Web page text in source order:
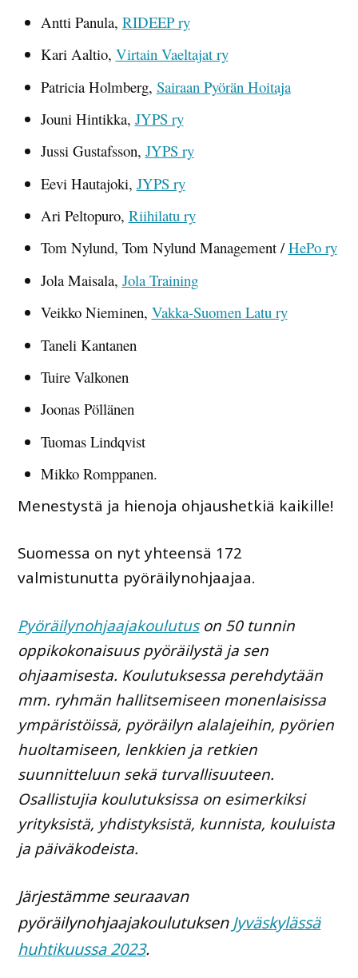
Antti Panula, RIDEEP ry
Kari Aaltio, Virtain Vaeltajat ry
Patricia Holmberg, Sairaan Pyörän Hoitaja
Jouni Hintikka, JYPS ry
Jussi Gustafsson, JYPS ry
Eevi Hautajoki, JYPS ry
Ari Peltopuro, Riihilatu ry
Tom Nylund, Tom Nylund Management /HePo ry
Jola Maisala, Jola Training
Veikko Nieminen, Vakka-Suomen Latu ry
Taneli Kantanen
Tuire Valkonen
Joonas Pöllänen
Tuomas Lindqvist
Mikko Romppanen.
Menestystä ja hienoja ohjaushetkiä kaikille!
Suomessa on nyt yhteensä 172
valmistunutta pyöräilynohjaajaa.
Pyöräilynohjaajakoulutuson 50 tunnin
oppikokonaisuus pyöräilystä ja sen
ohjaamisesta. Koulutuksessa perehdytään
mm. ryhmän hallitsemiseen monenlaisissa
ympäristöissä, pyöräilyn alalajeihin, pyörien
huoltamiseen, lenkkien ja retkien
suunnitteluun sekä turvallisuuteen.
Osallistujia koulutuksissa on esimerkiksi
yrityksistä, yhdistyksistä, kunnista, kouluista
ja päiväkodeista.
Järjestämme seuraavan
pyöräilynohjaajakoulutuksen Jyväskylässä
huhtikuussa 2023.